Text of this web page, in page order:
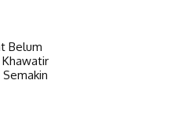
Belum